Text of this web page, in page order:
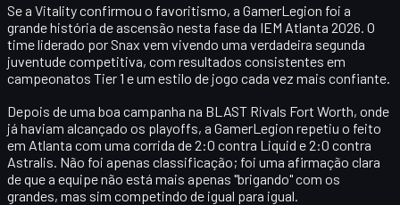
Se a Vitality confirmou o favoritismo, a GamerLegion foi a
grande história de ascensão nesta fase da IEM Atlanta 2026. O
time liderado por Snax vem vivendo uma verdadeira segunda
juventude competitiva, com resultados consistentes em
campeonatos Tier 1 e um estilo de jogo cada vez mais confiante.
Depois de uma boa campanha na BLAST Rivals Fort Worth, onde
já haviam alcançado os playoffs, a GamerLegion repetiu o feito
em Atlanta com uma corrida de2:0 contra Liquid e2:0 contra
Astralis. Não foi apenas classificação; foi uma afirmação clara
de que a equipe não está mais apenas "brigando" com os
grandes, mas sim competindo de igual para igual.